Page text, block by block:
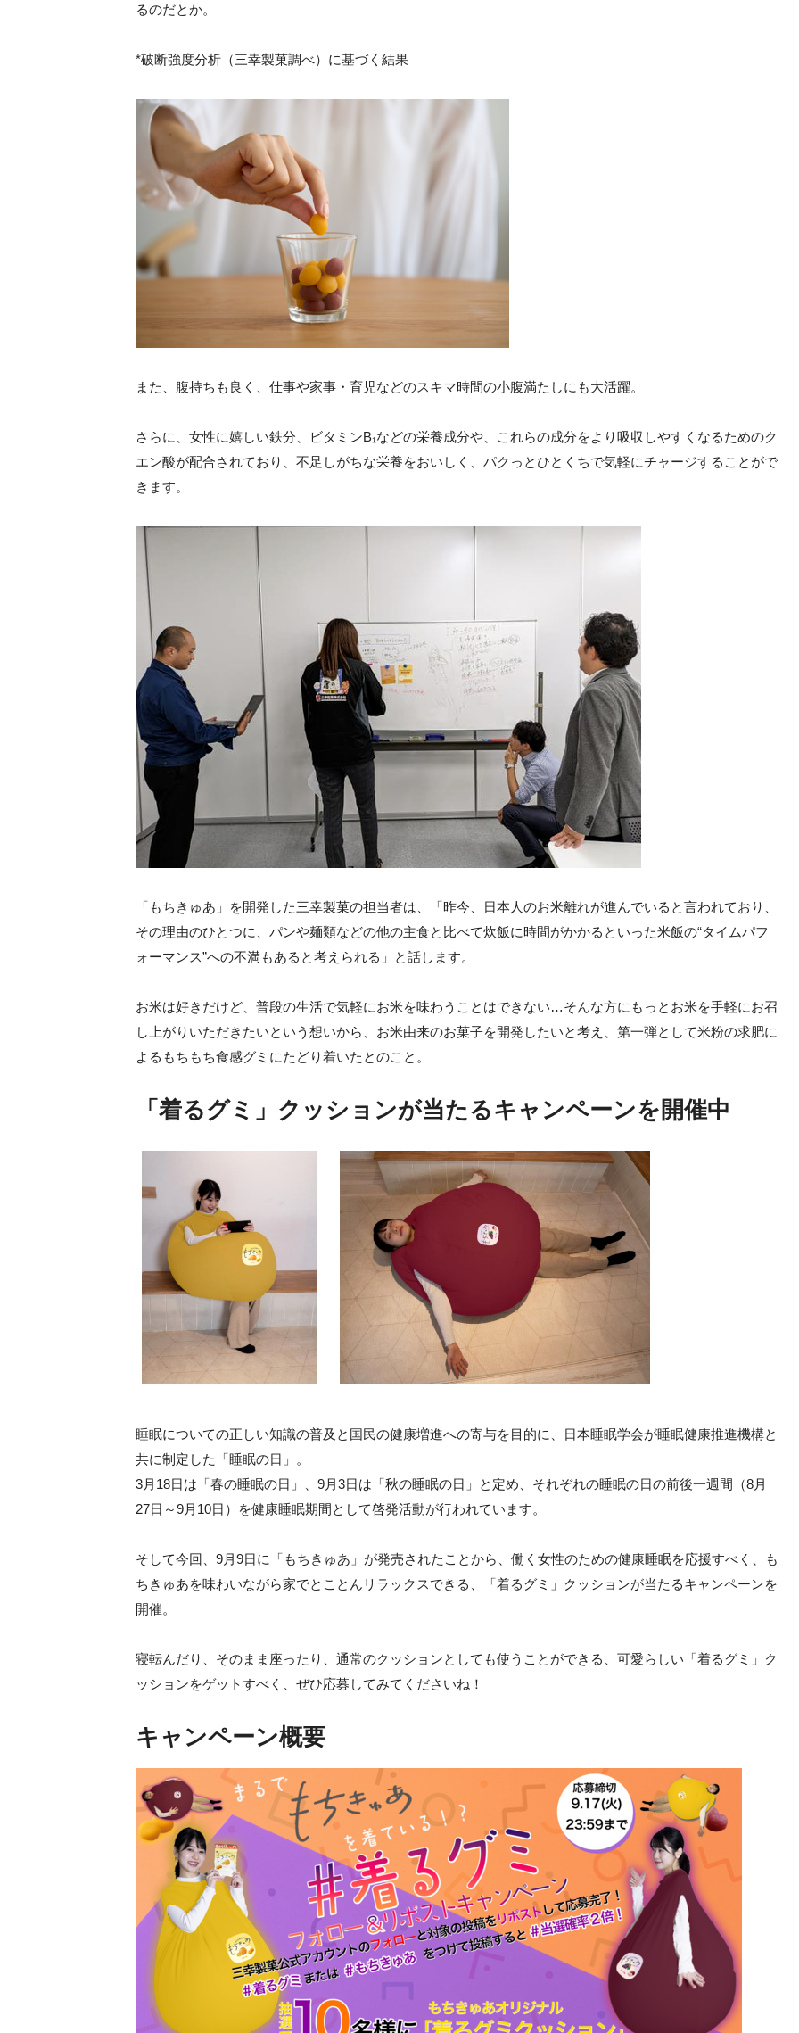
るのだとか。
*破断強度分析（三幸製菓調べ）に基づく結果
また、腹持ちも良く、仕事や家事・育児などのスキマ時間の小腹満たしにも大活躍。
さらに、女性に嬉しい鉄分、ビタミンB₁などの栄養成分や、これらの成分をより吸収しやすくなるためのク
エン酸が配合されており、不足しがちな栄養をおいしく、パクっとひとくちで気軽にチャージすることがで
きます。
「もちきゅあ」を開発した三幸製菓の担当者は、「昨今、日本人のお米離れが進んでいると言われており、
その理由のひとつに、パンや麺類などの他の主食と比べて炊飯に時間がかかるといった米飯の“タイムパフ
ォーマンス”への不満もあると考えられる」と話します。
お米は好きだけど、普段の生活で気軽にお米を味わうことはできない…そんな方にもっとお米を手軽にお召
し上がりいただきたいという想いから、お米由来のお菓子を開発したいと考え、第一弾として米粉の求肥に
よるもちもち食感グミにたどり着いたとのこと。
「着るグミ」クッションが当たるキャンペーンを開催中
睡眠についての正しい知識の普及と国民の健康増進への寄与を目的に、日本睡眠学会が睡眠健康推進機構と
共に制定した「睡眠の日」。
3月18日は「春の睡眠の日」、9月3日は「秋の睡眠の日」と定め、それぞれの睡眠の日の前後一週間（8月
27日～9月10日）を健康睡眠期間として啓発活動が行われています。
そして今回、9月9日に「もちきゅあ」が発売されたことから、働く女性のための健康睡眠を応援すべく、も
ちきゅあを味わいながら家でとことんリラックスできる、「着るグミ」クッションが当たるキャンペーンを
開催。
寝転んだり、そのまま座ったり、通常のクッションとしても使うことができる、可愛らしい「着るグミ」ク
ッションをゲットすべく、ぜひ応募してみてくださいね！
キャンペーン概要